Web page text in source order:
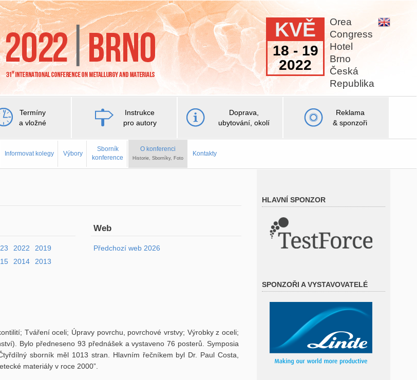
Orea
Congress
Hotel
Brno
Česká
Republika
KVĚ
18 - 19
2022
Termíny
a vložné
Instrukce
pro autory
Doprava,
ubytování, okolí
Reklama
& sponzoři
Informovat kolegy Výbory
Sborník
konference
O konferenci
Historie, Sborníky, Foto
Kontakty
2022
2019
2014
2013
Web
Předchozí web 2026
Tváření oceli; Úpravy povrchu, povrchové vrstvy; Výrobky z oceli;
Bylo předneseno 93 přednášek a vystaveno 76 posterů. Symposia
sborník měl 1013 stran. Hlavním řečníkem byl Dr. Paul Costa,
materiály v roce 2000”.
HLAVNÍ SPONZOR
SPONZOŘI A VYSTAVOVATELÉ